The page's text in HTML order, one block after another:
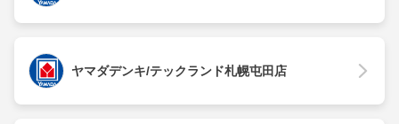
ヤマダデンキ/テックランド札幌屯田店